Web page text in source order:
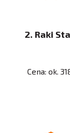
2. Raki
Cena: ok.